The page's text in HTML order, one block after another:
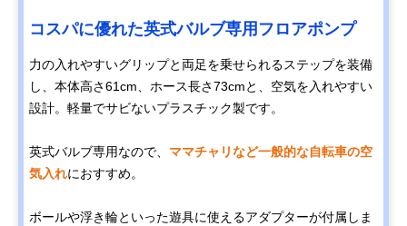
コスパに優れた英式バルブ専用フロアポンプ
力の入れやすいグリップと両足を乗せられるステップを装備
し、本体高さ61cm、ホース長さ73cmと、空気を入れやすい
設計。軽量でサビないプラスチック製です。
英式バルブ専用なので、 ママチャリなど一般的な自転車の空
気入れにおすすめ。
ボールや浮き輪といった遊具に使えるアダプターが付属しま